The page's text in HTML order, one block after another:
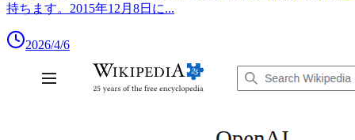
持ちます。2015年12月8日に...
2026/4/6